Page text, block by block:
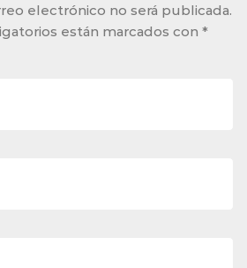
electrónico no será publicada.
están marcados con *